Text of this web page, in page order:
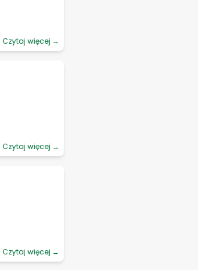
Czytaj więcej →
Czytaj więcej →
Czytaj więcej →